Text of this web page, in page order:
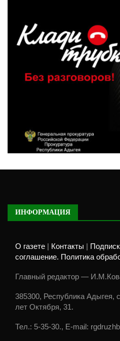
ИНФОРМАЦИЯ
О газете Контакты
соглашение. Политика
Главный редактор —
385300, Республика Адыгея,
лет Октября, 31.
Тел.: 5-35-30., E-mail: